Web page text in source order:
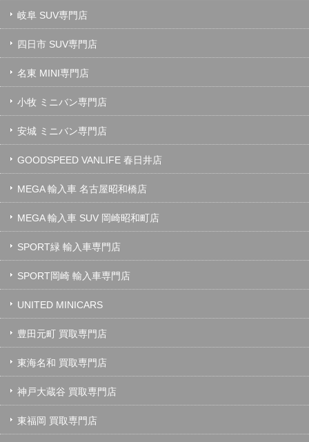
岐阜 SUV専門店
四日市 SUV専門店
名東 MINI専門店
小牧 ミニバン専門店
安城 ミニバン専門店
GOODSPEED VANLIFE 春日井店
MEGA 輸入車 名古屋昭和橋店
MEGA 輸入車 SUV 岡崎昭和町店
SPORT緑 輸入車専門店
SPORT岡崎 輸入車専門店
UNITED MINICARS
豊田元町 買取専門店
東海名和 買取専門店
神戸大蔵谷 買取専門店
東福岡 買取専門店